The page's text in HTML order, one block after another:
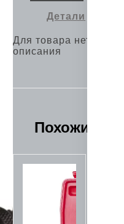
Детали
Для товара нет
описания
Похожие